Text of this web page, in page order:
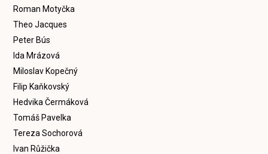
Roman Motyčka
Theo Jacques
Peter Bús
Ida Mrázová
Miloslav Kopečný
Filip Kaňkovský
Hedvika Čermáková
Tomáš Pavelka
Tereza Sochorová
Ivan Růžička